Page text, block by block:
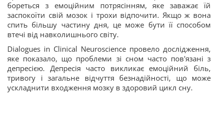
бореться з емоційним потрясінням, яке заважає їй
заспокоїти свій мозок і трохи відпочити. Якщо ж вона
спить більшу частину дня, це може бути її способом
втечі від навколишнього світу.
Dialogues in Clinical Neuroscience провело дослідження,
яке показало, що проблеми зі сном часто пов'язані з
депресією. Депресія часто викликає емоційний біль,
тривогу і загальне відчуття безнадійності, що може
ускладнити входження мозку в здоровий цикл сну.